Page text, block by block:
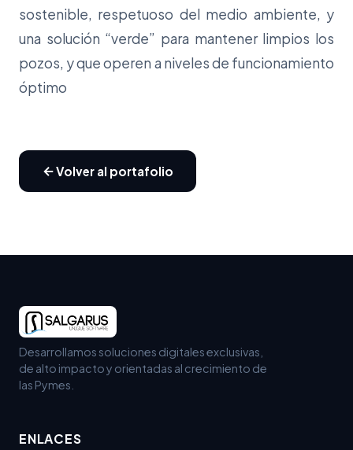
sostenible, respetuoso del medio ambiente, y
una solución “verde” para mantener limpios los
pozos, y que operen a niveles de funcionamiento
óptimo
Volver al portafolio
Desarrollamos soluciones digitales exclusivas,
de alto impacto y orientadas al crecimiento de
las Pymes.
ENLACES